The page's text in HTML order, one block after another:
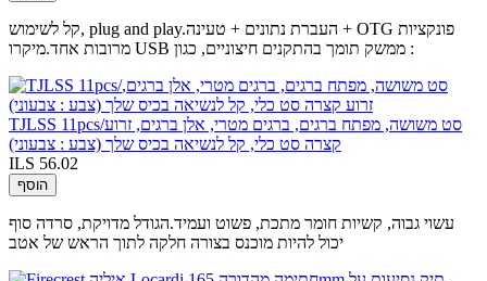
קל לשימוש, plug and play.העברת נתונים + טעינה + OTG פונקציות
מרובות אחד.מיקרו USB ממשק תומך בהתקנים חיצוניים, כגון :
TJLSS 11pcs/סט משושה, מפתח ברגים, ברגים מטרי, אלן ברגים, זרוע
קצרה סט כלי, קל לנשיאה בכיס שלך (צבע : צבעוני)
ILS 56.02
הוסף
עשוי גבוה, קשיות חומר מתכת, פשוט ועמיד.הגודל מדויקת, סרדה סוף
יכול להיות מוכנס בצורה חלקה לתוך הראש של אטב